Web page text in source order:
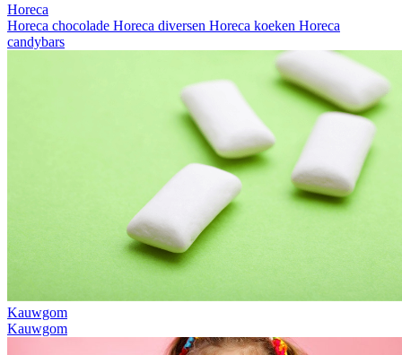
Horeca
Horeca chocolade Horeca diversen Horeca koeken Horeca
candybars
Kauwgom
Kauwgom